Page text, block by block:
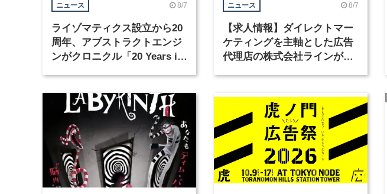
ニュース 8/7
ライゾマティクス設立から20
周年、アブストラクトエンジ
ンがクロニクル「20 Years in
ニュース 8/7
【求人情報】ダイレクトマー
ケティングを主軸とした広告
代理店の株式会社ラインが、